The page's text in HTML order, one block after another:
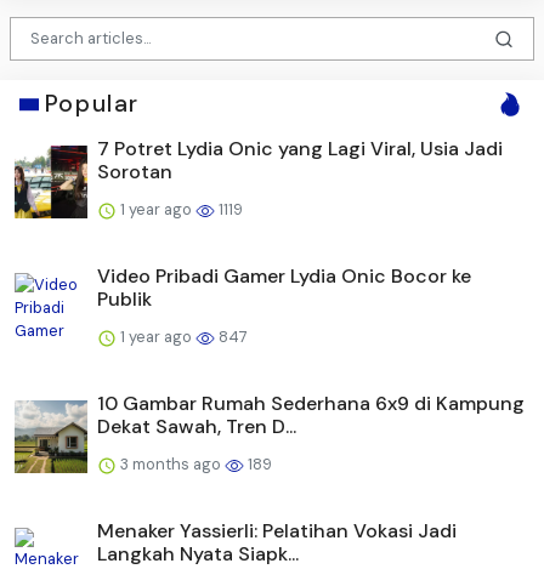
Popular
7 Potret Lydia Onic yang Lagi Viral, Usia Jadi
Sorotan
1 year ago 1119
Video Pribadi Gamer Lydia Onic Bocor ke
Publik
1 year ago 847
10 Gambar Rumah Sederhana 6x9 di Kampung
Dekat Sawah, Tren D...
3 months ago 189
Menaker Yassierli: Pelatihan Vokasi Jadi
Langkah Nyata Siapk...